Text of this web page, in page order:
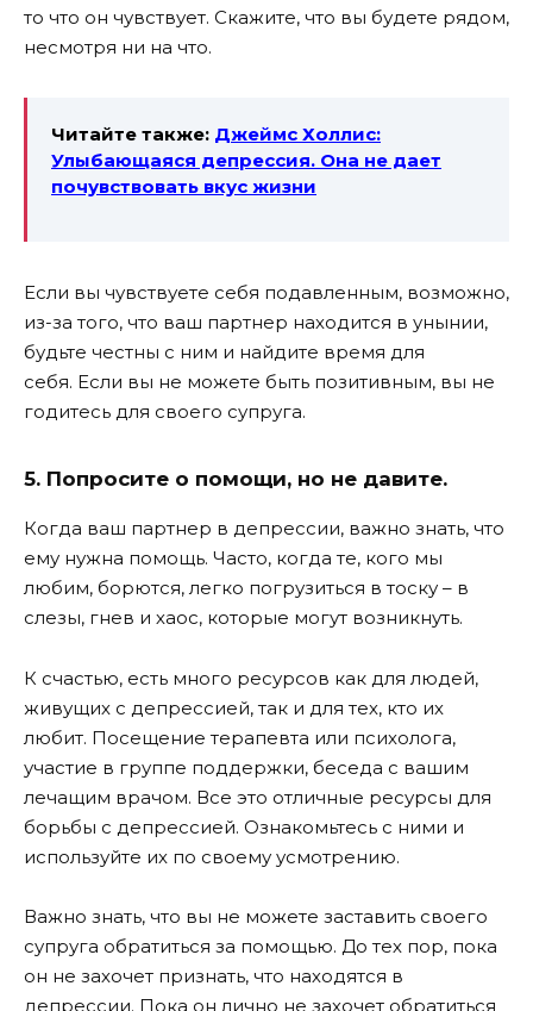
то что он чувствует. Скажите, что вы будете рядом,
несмотря ни на что.
Читайте также: Джеймс Холлис:
Улыбающаяся депрессия. Она не дает
почувствовать вкус жизни
Если вы чувствуете себя подавленным, возможно,
из-за того, что ваш партнер находится в унынии,
будьте честны с ним и найдите время для
себя. Если вы не можете быть позитивным, вы не
годитесь для своего супруга.
5. Попросите о помощи, но не давите.
Когда ваш партнер в депрессии, важно знать, что
ему нужна помощь. Часто, когда те, кого мы
любим, борются, легко погрузиться в тоску – в
слезы, гнев и хаос, которые могут возникнуть.
К счастью, есть много ресурсов как для людей,
живущих с депрессией, так и для тех, кто их
любит. Посещение терапевта или психолога,
участие в группе поддержки, беседа с вашим
лечащим врачом. Все это отличные ресурсы для
борьбы с депрессией. Ознакомьтесь с ними и
используйте их по своему усмотрению.
Важно знать, что вы не можете заставить своего
супруга обратиться за помощью. До тех пор, пока
он не захочет признать, что находятся в
депрессии. Пока он лично не захочет обратиться